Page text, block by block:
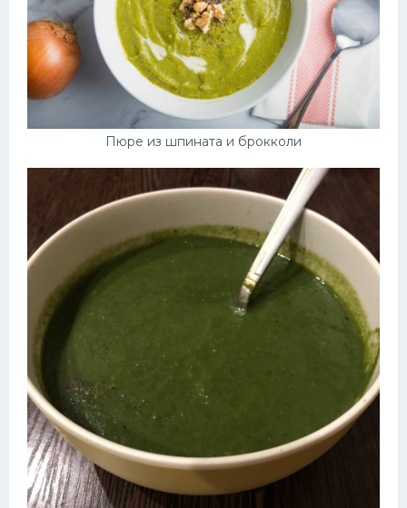
Пюре из шпината и брокколи